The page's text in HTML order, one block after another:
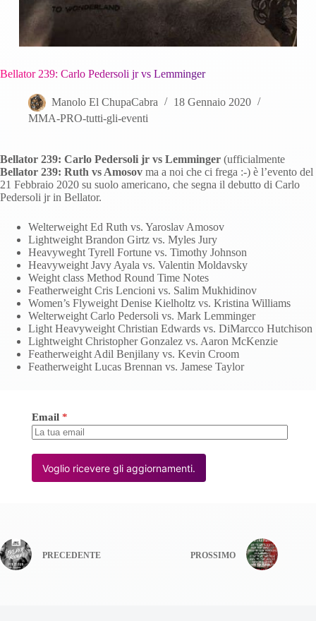
Bellator 239: Carlo Pedersoli jr vs Lemminger
Manolo El ChupaCabra
18 Gennaio 2020
MMA-PRO-tutti-gli-eventi
Bellator 239: Carlo Pedersoli jr vs Lemminger (ufficialmente
Bellator 239: Ruth vs Amosov ma a noi che ci frega :-) è l’evento del
21 Febbraio 2020 su suolo americano, che segna il debutto di Carlo
Pedersoli jr in Bellator.
Welterweight Ed Ruth vs. Yaroslav Amosov
Lightweight Brandon Girtz vs. Myles Jury
Heavyweght Tyrell Fortune vs. Timothy Johnson
Heavyweight Javy Ayala vs. Valentin Moldavsky
Weight class Method Round Time Notes
Featherweight Cris Lencioni vs. Salim Mukhidinov
Women’s Flyweight Denise Kielholtz vs. Kristina Williams
Welterweight Carlo Pedersoli vs. Mark Lemminger
Light Heavyweight Christian Edwards vs. DiMarcco Hutchison
Lightweight Christopher Gonzalez vs. Aaron McKenzie
Featherweight Adil Benjilany vs. Kevin Croom
Featherweight Lucas Brennan vs. Jamese Taylor
Email *
Voglio ricevere gli aggiornamenti.
PRECEDENTE PROSSIMO